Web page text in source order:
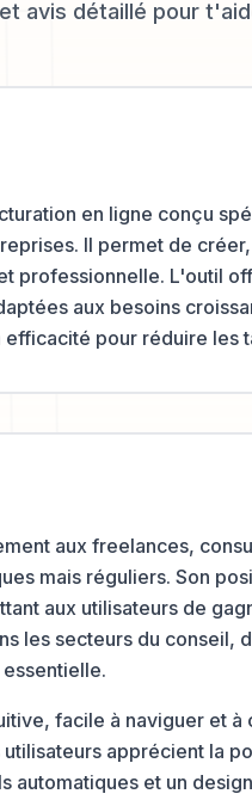
avis détaillé pour
en ligne conçu
Il permet de
professionnelle. L'outil
aux besoins
pour réduire les
aux freelances,
mais réguliers. Son
aux utilisateurs de
les secteurs du conseil,
facile à naviguer et
apprécient la
automatiques et un